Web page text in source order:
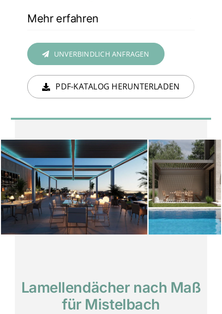
Mehr erfahren
UNVERBINDLICH ANFRAGEN
PDF-KATALOG HERUNTERLADEN
Lamellendächer nach Maß
für Mistelbach